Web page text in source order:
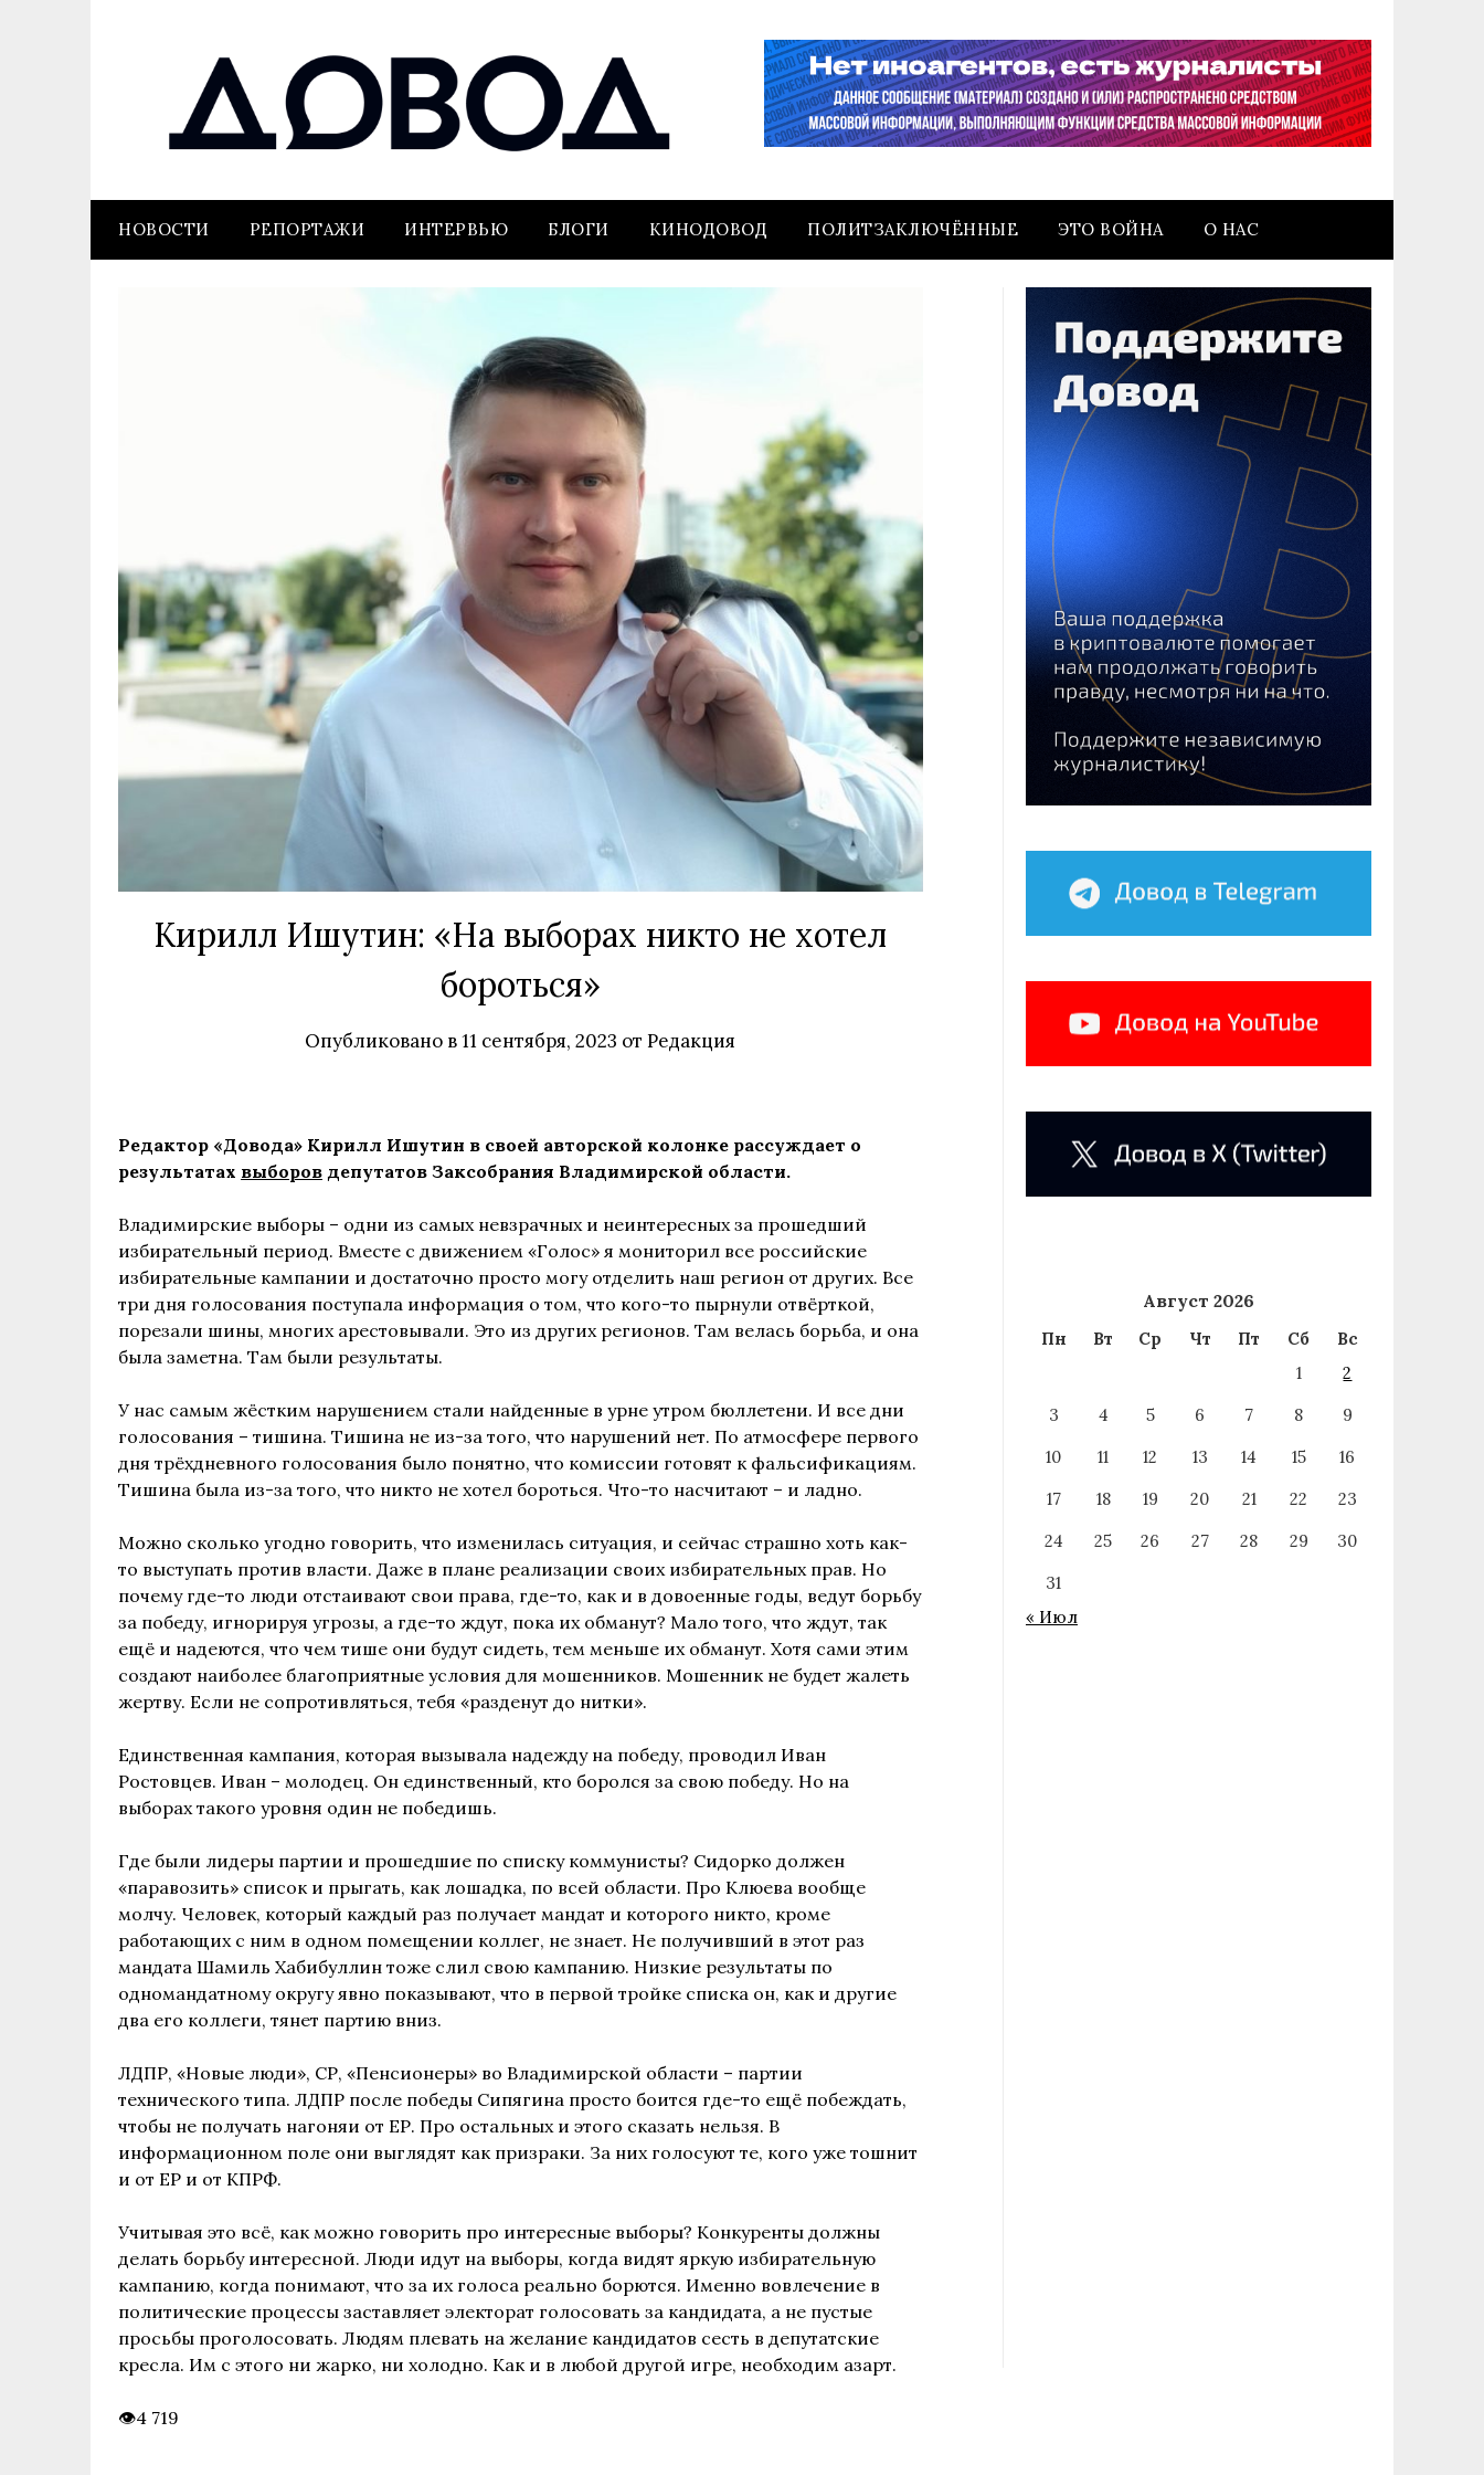
НОВОСТИ РЕПОРТАЖИ ИНТЕРВЬЮ БЛОГИ КИНОДОВОД ПОЛИТЗАКЛЮЧЁННЫЕ ЭТО ВОЙНА О НАС
Кирилл Ишутин: «На выборах никто не хотел
бороться»
Опубликовано в11 сентября, 2023 отРедакция
Редактор «Довода» Кирилл Ишутин в своей авторской колонке рассуждает о
результатах выборов депутатов Заксобрания Владимирской области.
Владимирские выборы – одни из самых невзрачных и неинтересных за прошедший
избирательный период. Вместе с движением «Голос» я мониторил все российские
избирательные кампании и достаточно просто могу отделить наш регион от других. Все
три дня голосования поступала информация о том, что кого-то пырнули отвёрткой,
порезали шины, многих арестовывали. Это из других регионов. Там велась борьба, и она
была заметна. Там были результаты.
У нас самым жёстким нарушением стали найденные в урне утром бюллетени. И все дни
голосования – тишина. Тишина не из-за того, что нарушений нет. По атмосфере первого
дня трёхдневного голосования было понятно, что комиссии готовят к фальсификациям.
Тишина была из-за того, что никто не хотел бороться. Что-то насчитают – и ладно.
Можно сколько угодно говорить, что изменилась ситуация, и сейчас страшно хоть как-
то выступать против власти. Даже в плане реализации своих избирательных прав. Но
почему где-то люди отстаивают свои права, где-то, как и в довоенные годы, ведут борьбу
за победу, игнорируя угрозы, а где-то ждут, пока их обманут? Мало того, что ждут, так
ещё и надеются, что чем тише они будут сидеть, тем меньше их обманут. Хотя сами этим
создают наиболее благоприятные условия для мошенников. Мошенник не будет жалеть
жертву. Если не сопротивляться, тебя «разденут до нитки».
Единственная кампания, которая вызывала надежду на победу, проводил Иван
Ростовцев. Иван – молодец. Он единственный, кто боролся за свою победу. Но на
выборах такого уровня один не победишь.
Где были лидеры партии и прошедшие по списку коммунисты? Сидорко должен
«паравозить» список и прыгать, как лошадка, по всей области. Про Клюева вообще
молчу. Человек, который каждый раз получает мандат и которого никто, кроме
работающих с ним в одном помещении коллег, не знает. Не получивший в этот раз
мандата Шамиль Хабибуллин тоже слил свою кампанию. Низкие результаты по
одномандатному округу явно показывают, что в первой тройке списка он, как и другие
два его коллеги, тянет партию вниз.
ЛДПР, «Новые люди», СР, «Пенсионеры» во Владимирской области – партии
технического типа. ЛДПР после победы Сипягина просто боится где-то ещё побеждать,
чтобы не получать нагоняи от ЕР. Про остальных и этого сказать нельзя. В
информационном поле они выглядят как призраки. За них голосуют те, кого уже тошнит
и от ЕР и от КПРФ.
Учитывая это всё, как можно говорить про интересные выборы? Конкуренты должны
делать борьбу интересной. Люди идут на выборы, когда видят яркую избирательную
кампанию, когда понимают, что за их голоса реально борются. Именно вовлечение в
политические процессы заставляет электорат голосовать за кандидата, а не пустые
просьбы проголосовать. Людям плевать на желание кандидатов сесть в депутатские
кресла. Им с этого ни жарко, ни холодно. Как и в любой другой игре, необходим азарт.
4 719
Август 2026
Пн Вт Ср Чт Пт Сб
Вс
1
2
3
4 5 6 7 8
9
10
11 12 13 14 15
16
17
18 19 20 21 22
23
24
25 26 27 28 29
30
31
« Июл